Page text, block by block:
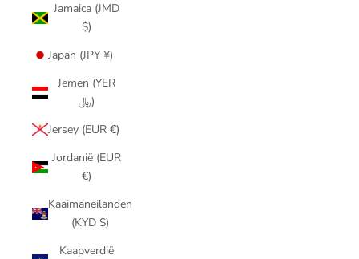
Jamaica (JMD
$)
Japan (JPY ¥)
Jemen (YER
﷼)
Jersey (EUR €)
Jordanië (EUR
€)
Kaaimaneilanden
(KYD $)
Kaapverdië